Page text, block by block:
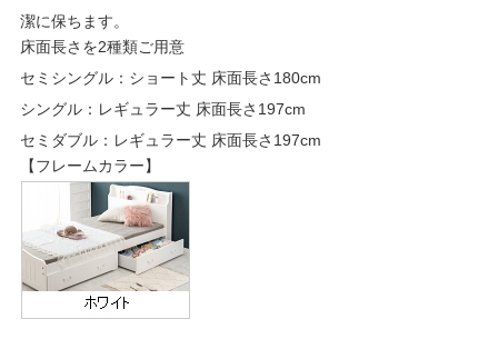
潔に保ちます。
床面長さを2種類ご用意
セミシングル：ショート丈 床面長さ180cm
シングル：レギュラー丈 床面長さ197cm
セミダブル：レギュラー丈 床面長さ197cm
【フレームカラー】